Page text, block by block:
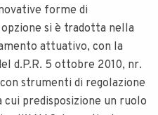
forme di
si è tradotta nella
attuativo, con la
d.P.R. 5 ottobre 2010, nr.
strumenti di regolazione
cui predisposizione un ruolo